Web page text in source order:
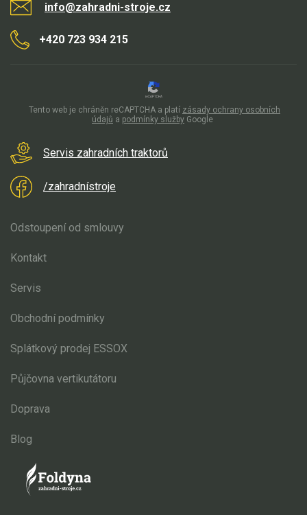
info@zahradni-stroje.cz
+420 723 934 215
Servis zahradních traktorů
/zahradnístroje
Odstoupení od smlouvy
Kontakt
Servis
Obchodní podmínky
Splátkový prodej ESSOX
Půjčovna vertikutátoru
Doprava
Blog
Tento web je chráněn reCAPTCHA a platí zásady ochrany osobních
údajů a podmínky služby Google